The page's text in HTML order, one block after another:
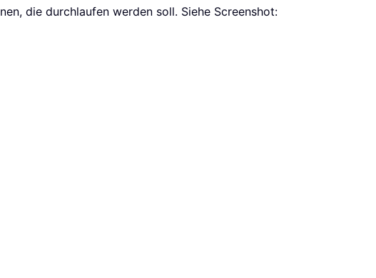
die durchlaufen werden soll. Siehe Screenshot: